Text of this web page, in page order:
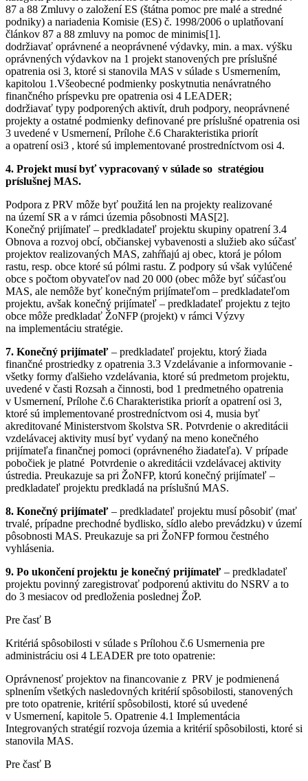
87 a 88 Zmluvy o založení ES (štátna pomoc pre malé a stredné
podniky) a nariadenia Komisie (ES) č. 1998/2006 o uplatňovaní
článkov 87 a 88 zmluvy na pomoc de minimis[1].
dodržiavať oprávnené a neoprávnené výdavky, min. a max. výšku
oprávnených výdavkov na 1 projekt stanovených pre príslušné
opatrenia osi 3, ktoré si stanovila MAS v súlade s Usmernením,
kapitolou 1.Všeobecné podmienky poskytnutia nenávratného
finančného príspevku pre opatrenia osi 4 LEADER;
dodržiavať typy podporených aktivít, druh podpory, neoprávnené
projekty a ostatné podmienky definované pre príslušné opatrenia osi
3 uvedené v Usmernení, Prílohe č.6 Charakteristika priorít
a opatrení osi3 , ktoré sú implementované prostredníctvom osi 4.
4. Projekt musí byť vypracovaný v súlade so stratégiou
príslušnej MAS.
Podpora z PRV môže byť použitá len na projekty realizované
na území SR a v rámci územia pôsobnosti MAS[2].
Konečný prijímateľ – predkladateľ projektu skupiny opatrení 3.4
Obnova a rozvoj obcí, občianskej vybavenosti a služieb ako súčasť
projektov realizovaných MAS, zahŕňajú aj obec, ktorá je pólom
rastu, resp. obce ktoré sú pólmi rastu. Z podpory sú však vylúčené
obce s počtom obyvateľov nad 20 000 (obec môže byť súčasťou
MAS, ale nemôže byť konečným prijímateľom – predkladateľom
projektu, avšak konečný prijímateľ – predkladateľ projektu z tejto
obce môže predkladať ŽoNFP (projekt) v rámci Výzvy
na implementáciu stratégie.
7. Konečný prijímateľ – predkladateľ projektu, ktorý žiada
finančné prostriedky z opatrenia 3.3 Vzdelávanie a informovanie -
všetky formy ďalšieho vzdelávania, ktoré sú predmetom projektu,
uvedené v časti Rozsah a činnosti, bod 1 predmetného opatrenia
v Usmernení, Prílohe č.6 Charakteristika priorít a opatrení osi 3,
ktoré sú implementované prostredníctvom osi 4, musia byť
akreditované Ministerstvom školstva SR. Potvrdenie o akreditácii
vzdelávacej aktivity musí byť vydaný na meno konečného
prijímateľa finančnej pomoci (oprávneného žiadateľa). V prípade
pobočiek je platné Potvrdenie o akreditácii vzdelávacej aktivity
ústredia. Preukazuje sa pri ŽoNFP, ktorú konečný prijímateľ –
predkladateľ projektu predkladá na príslušnú MAS.
8. Konečný prijímateľ – predkladateľ projektu musí pôsobiť (mať
trvalé, prípadne prechodné bydlisko, sídlo alebo prevádzku) v území
pôsobnosti MAS. Preukazuje sa pri ŽoNFP formou čestného
vyhlásenia.
9. Po ukončení projektu je konečný prijímateľ – predkladateľ
projektu povinný zaregistrovať podporenú aktivitu do NSRV a to
do 3 mesiacov od predloženia poslednej ŽoP.
Pre časť B
Kritériá spôsobilosti v súlade s Prílohou č.6 Usmernenia pre
administráciu osi 4 LEADER pre toto opatrenie:
Oprávnenosť projektov na financovanie z PRV je podmienená
splnením všetkých nasledovných kritérií spôsobilosti, stanovených
pre toto opatrenie, kritérií spôsobilosti, ktoré sú uvedené
v Usmernení, kapitole 5. Opatrenie 4.1 Implementácia
Integrovaných stratégií rozvoja územia a kritérií spôsobilosti, ktoré si
stanovila MAS.
Pre časť B